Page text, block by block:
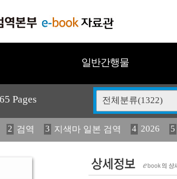
일반간행물
Pages 전체분류(1322)
2 검역 3 지색마 일본 검역 4 2026
5
12 중독성 식물 도감 13 媛 異 14